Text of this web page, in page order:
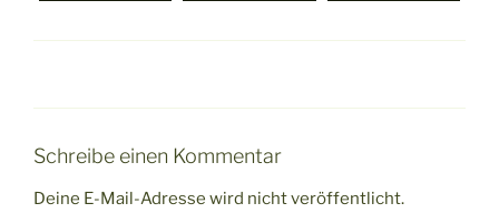
Schreibe einen Kommentar
Deine E-Mail-Adresse wird nicht veröffentlicht.